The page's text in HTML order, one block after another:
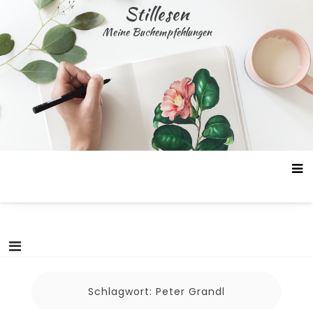
content
Stillesen
Meine Buchempfehlungen
Schlagwort: Peter Grandl